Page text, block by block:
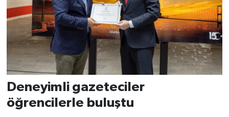
Deneyimli gazeteciler
öğrencilerle buluştu